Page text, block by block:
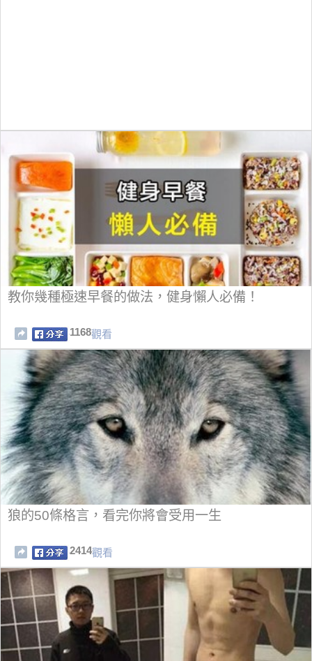
教你幾種極速早餐的做法，健身懶人必備！
1168觀看
狼的50條格言，看完你將會受用一生
2414觀看